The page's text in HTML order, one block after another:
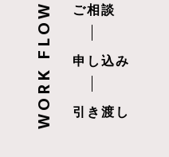
WORK FLOW ご相談
申し込み
引き渡し